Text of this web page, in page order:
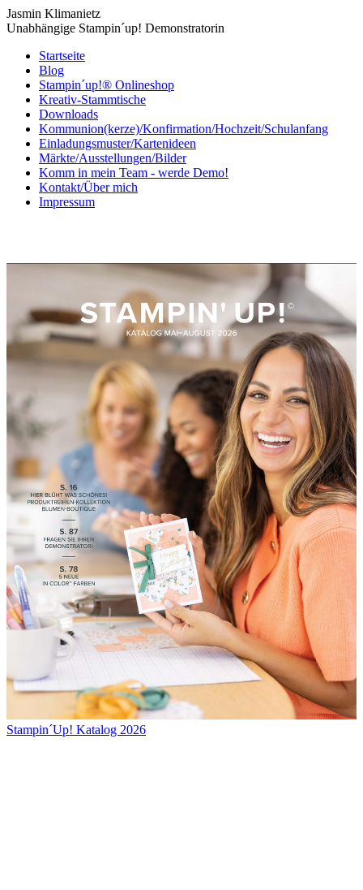
Jasmin Klimanietz
Unabhängige Stampin´up! Demonstratorin
Startseite
Blog
Stampin´up!® Onlineshop
Kreativ-Stammtische
Downloads
Kommunion(kerze)/Konfirmation/Hochzeit/Schulanfang
Einladungsmuster/Kartenideen
Märkte/Ausstellungen/Bilder
Komm in mein Team - werde Demo!
Kontakt/Über mich
Impressum
Stampin´Up! Katalog 2026